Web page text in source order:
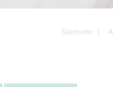
Startseite
Angebotes
Angeboten
LinkedIn.
können.